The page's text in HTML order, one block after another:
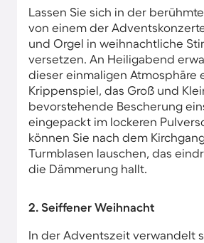
Lassen Sie sich in der
von einem der
und Orgel in weihnachtliche
versetzen. An Heiligabend
dieser einmaligen Atmosphäre
Krippenspiel, das Groß und
bevorstehende Bescherung
eingepackt im lockeren
können Sie nach dem
Turmblasen lauschen, das
die Dämmerung hallt.
2. Seiffener Weihnacht
In der Adventszeit verwandelt